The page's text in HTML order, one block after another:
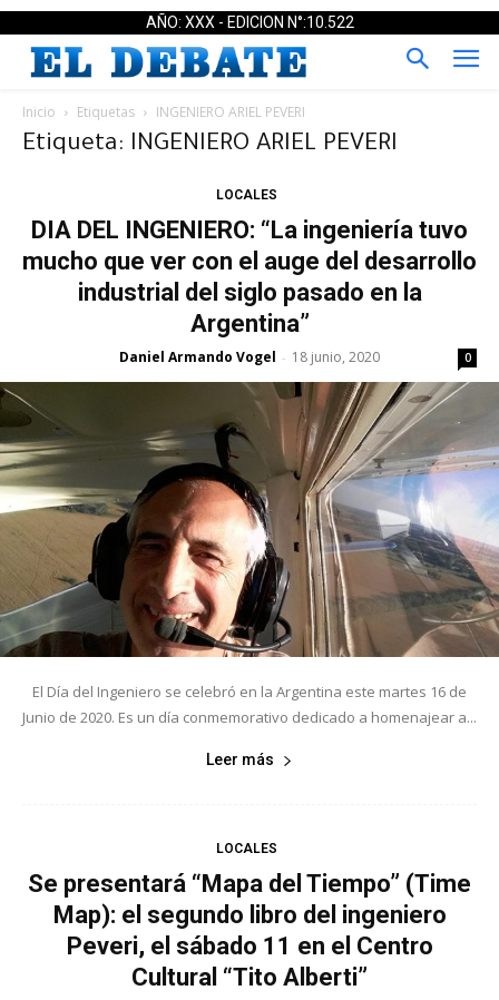
AÑO: XXX - EDICION N°:10.522
Inicio Etiquetas INGENIERO ARIEL PEVERI
Etiqueta: INGENIERO ARIEL PEVERI
LOCALES
DIA DEL INGENIERO: “La ingeniería tuvo
mucho que ver con el auge del desarrollo
industrial del siglo pasado en la
Argentina”
Daniel Armando Vogel - 18 junio, 2020 0
El Día del Ingeniero se celebró en la Argentina este martes 16 de
Junio de 2020. Es un día conmemorativo dedicado a homenajear a...
Leer más
LOCALES
Se presentará “Mapa del Tiempo” (Time
Map): el segundo libro del ingeniero
Peveri, el sábado 11 en el Centro
Cultural “Tito Alberti”